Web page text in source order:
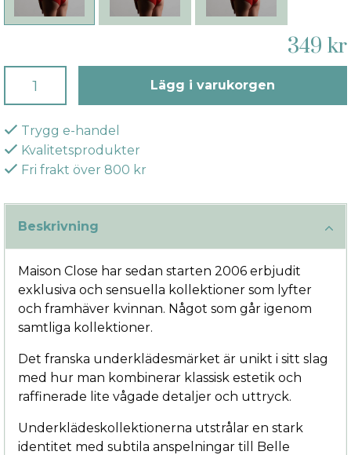
349 kr
Lägg i varukorgen
Trygg e-handel
Kvalitetsprodukter
Fri frakt över 800 kr
Beskrivning
Maison Close har sedan starten 2006 erbjudit
exklusiva och sensuella kollektioner som lyfter
och framhäver kvinnan. Något som går igenom
samtliga kollektioner.
Det franska underklädesmärket är unikt i sitt slag
med hur man kombinerar klassisk estetik och
raffinerade lite vågade detaljer och uttryck.
Underklädeskollektionerna utstrålar en stark
identitet med subtila anspelningar till Belle